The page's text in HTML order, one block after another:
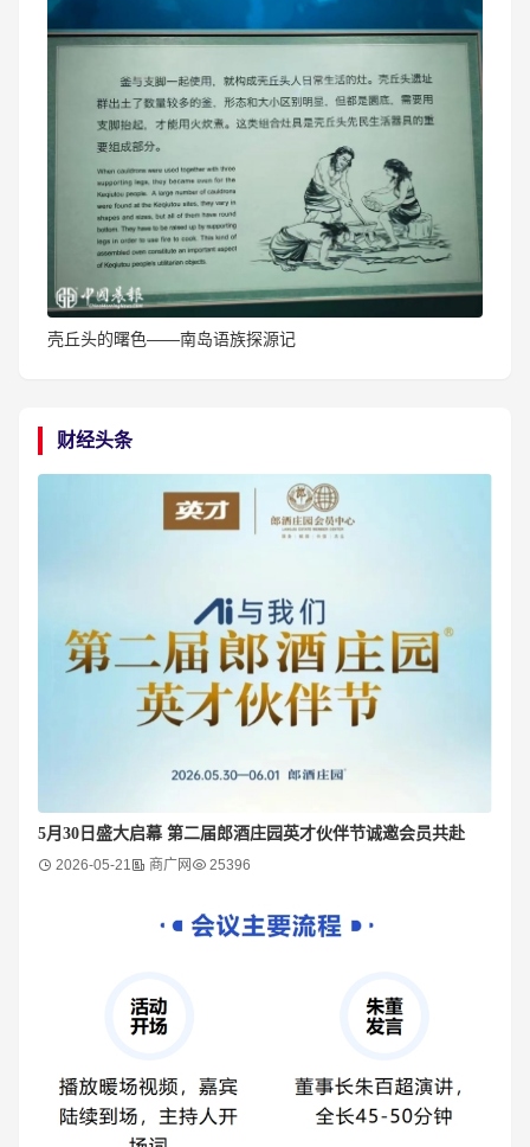
壳丘头的曙色——南岛语族探源记
财经头条
5月30日盛大启幕 第二届郎酒庄园英才伙伴节诚邀会员共赴
2026-05-21 商广网 25396